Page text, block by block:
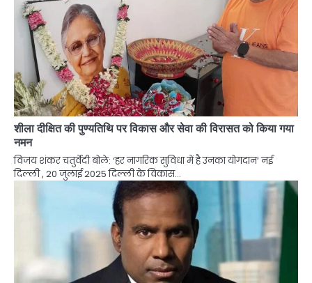
शीला दीक्षित की पुण्यतिथि पर विकास और सेवा की विरासत को किया गया
नमन
विजय शंकर चतुर्वेदी बोले: ‘हर नागरिक सुविधा में है उनका योगदान’ नई
दिल्ली , 20 जुलाई 2025 दिल्ली के विकास…